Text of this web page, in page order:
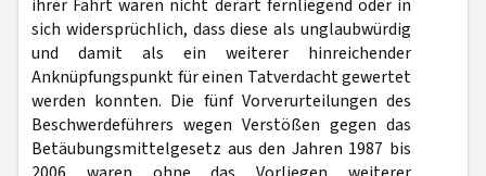
ihrer Fahrt waren nicht derart fernliegend oder in
sich widersprüchlich, dass diese als unglaubwürdig
und damit als ein weiterer hinreichender
Anknüpfungspunkt für einen Tatverdacht gewertet
werden konnten. Die fünf Vorverurteilungen des
Beschwerdeführers wegen Verstößen gegen das
Betäubungsmittelgesetz aus den Jahren 1987 bis